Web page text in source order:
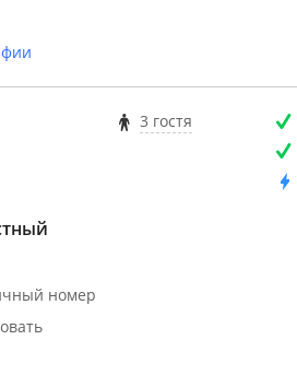
номер
3 гостя